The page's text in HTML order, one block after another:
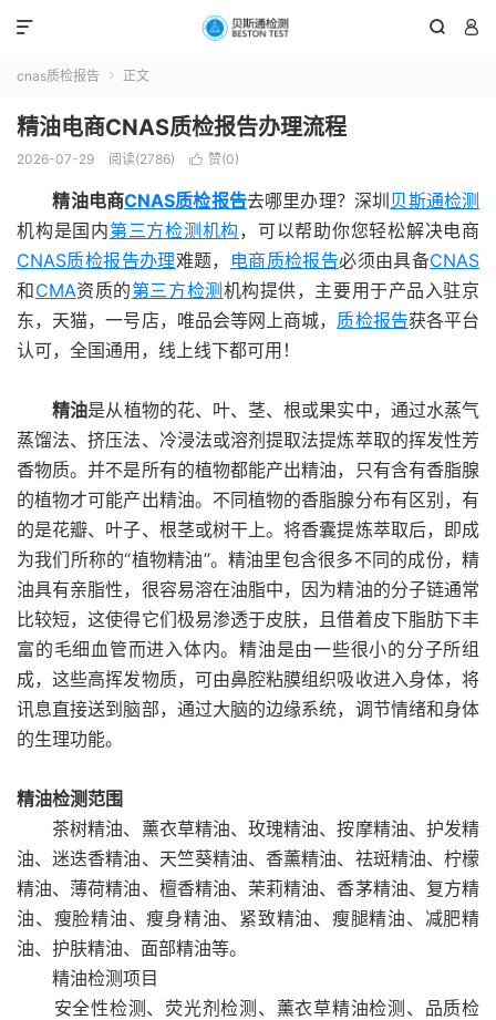
 

cnas质检报告  正文
精油电商CNAS质检报告办理流程
2026-07-29 阅读(2786)  赞(0)
精油电商CNAS质检报告去哪里办理？深圳 贝斯通检测
机构是国内第三方检测机构 ，可以帮助你您轻松解决电商
CNAS质检报告办理难题， 电商质检报告必须由具备CNAS
和CMA资质的第三方检测 机构提供，主要用于产品入驻京
东，天猫，一号店，唯品会等网上商城， 质检报告获各平台
认可，全国通用，线上线下都可用！
精油是从植物的花、叶、茎、根或果实中，通过水蒸气
蒸馏法、挤压法、冷浸法或溶剂提取法提炼萃取的挥发性芳
香物质。并不是所有的植物都能产出精油，只有含有香脂腺
的植物才可能产出精油。不同植物的香脂腺分布有区别，有
的是花瓣、叶子、根茎或树干上。将香囊提炼萃取后，即成
为我们所称的“植物精油”。精油里包含很多不同的成份，精
油具有亲脂性，很容易溶在油脂中，因为精油的分子链通常
比较短，这使得它们极易渗透于皮肤，且借着皮下脂肪下丰
富的毛细血管而进入体内。精油是由一些很小的分子所组
成，这些高挥发物质，可由鼻腔粘膜组织吸收进入身体，将
讯息直接送到脑部，通过大脑的边缘系统，调节情绪和身体
的生理功能。
精油检测范围
茶树精油、薰衣草精油、玫瑰精油、按摩精油、护发精
油、迷迭香精油、天竺葵精油、香薰精油、祛斑精油、柠檬
精油、薄荷精油、檀香精油、茉莉精油、香茅精油、复方精
油、瘦脸精油、瘦身精油、紧致精油、瘦腿精油、减肥精
油、护肤精油、面部精油等。
精油检测项目
安全性检测、荧光剂检测、薰衣草精油检测、品质检